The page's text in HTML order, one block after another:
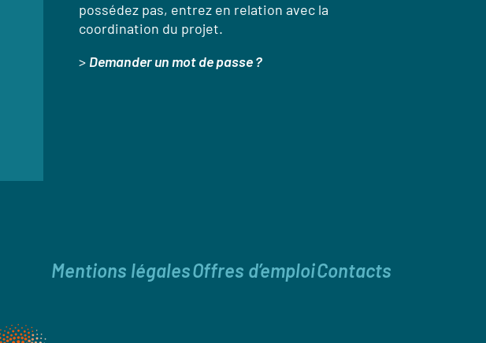
possédez pas, entrez en relation avec la
coordination du projet.
> Demander un mot de passe ?
Mentions légalesOffres d’emploiContacts